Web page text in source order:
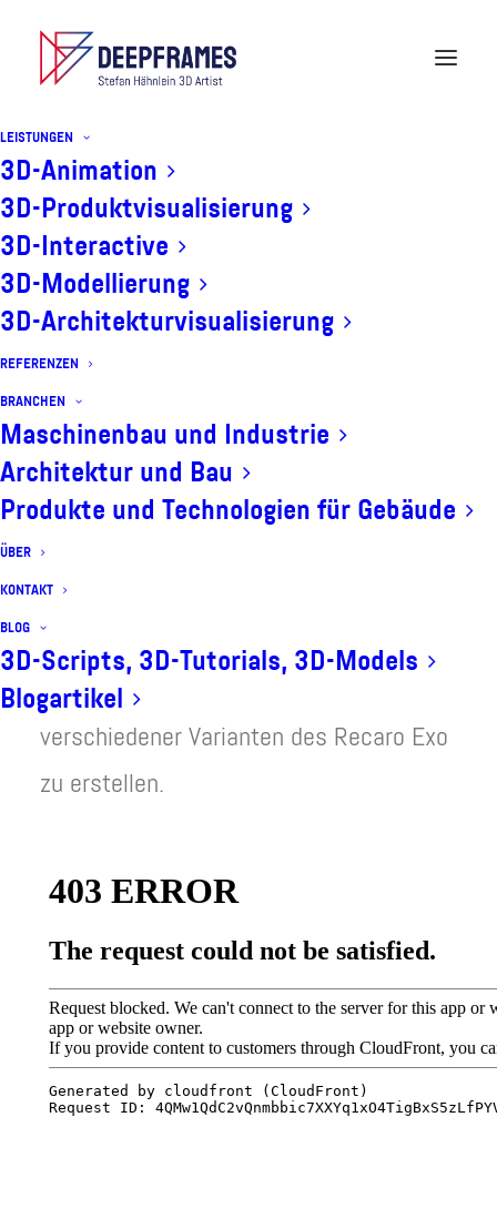
LEISTUNGEN
3D-Animation
3D-Produktvisualisierung
3D-Interactive
3D-Modellierung
3D-Architekturvisualisierung
REFERENZEN
BRANCHEN
Maschinenbau und Industrie
Architektur und Bau
Produkte und Technologien für Gebäude
ÜBER
KONTAKT
BLOG
3D-Scripts, 3D-Tutorials, 3D-Models
Blogartikel
Interaktives 3D-Modell
Recaro Exo
Frei drehbares WEB-GL 3D
Modell für den Browser
Für eine Argumented Reality App sowie
eine Webanwendung wurde Deepframes
damit beauftragt
verschiedener Varianten des Recaro Exo
zu erstellen.